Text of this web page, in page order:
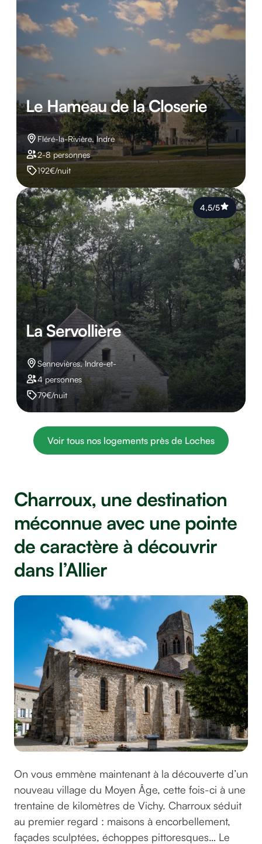
Le Hameau de la Closerie
Fléré-la-Rivière, Indre
2-8 personnes
192€/nuit
La Servollière
Sennevières, Indre-et-
4 personnes
79€/nuit
4,5/5
Voir tous nos logements près de Loches
Charroux, une destination
méconnue avec une pointe
de caractère à découvrir
dans l’Allier
On vous emmène maintenant à la découverte d’un
nouveau village du Moyen Âge, cette fois-ci à une
trentaine de kilomètres de Vichy. Charroux séduit
au premier regard : maisons à encorbellement,
façades sculptées, échoppes pittoresques… Le